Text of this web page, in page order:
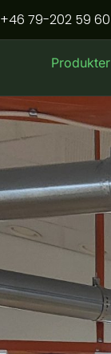
+46 79-202 59 60
Produkter